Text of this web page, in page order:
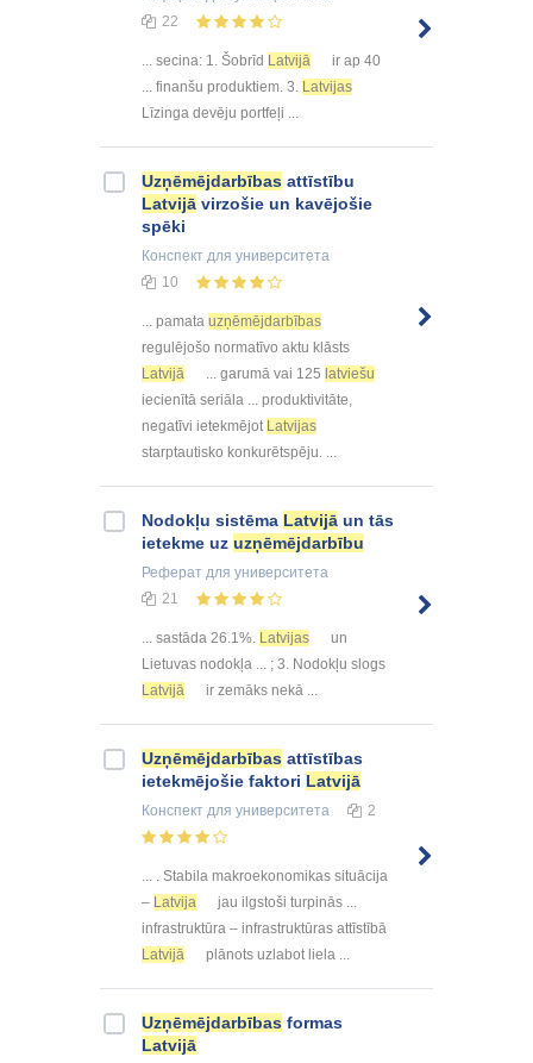
22
... secina: 1. Šobrīd Latvijā
ir ap 40
... finanšu produktiem. 3. Latvijas
Līzinga devēju portfeļi ...
Uzņēmējdarbības attīstību
Latvijā virzošie un kavējošie
spēki
Конспект для университета
10
... pamata uzņēmējdarbības
regulējošo normatīvo aktu klāsts
Latvijā
... garumā vai 125 latviešu
iecienītā seriāla ... produktivitāte,
negatīvi ietekmējot Latvijas
starptautisko konkurētspēju. ...
Nodokļu sistēma Latvijā un tās
ietekme uz uzņēmējdarbību
Реферат для университета
21
... sastāda 26.1%. Latvijas
un
Lietuvas nodokļa ... ; 3. Nodokļu slogs
Latvijā
ir zemāks nekā ...
Uzņēmējdarbības attīstības
ietekmējošie faktori Latvijā
Конспект для университета 2
... . Stabila makroekonomikas situācija
– Latvija
jau ilgstoši turpinās ...
infrastruktūra – infrastruktūras attīstībā
Latvijā
plānots uzlabot liela ...
Uzņēmējdarbības formas
Latvijā